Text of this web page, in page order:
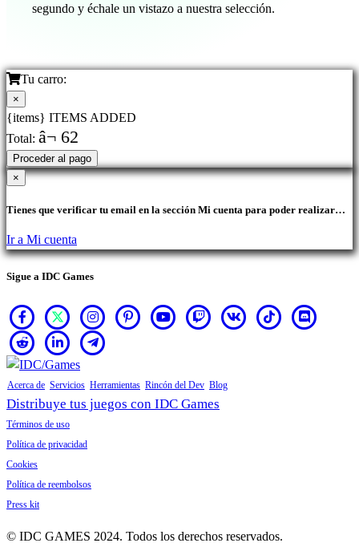
segundo y échale un vistazo a nuestra selección.
Tu carro:
×
{items} ITEMS ADDED
Total: â¬ 62
Proceder al pago
×
Tienes que verificar tu email en la sección Mi cuenta para poder realizar
Ir a Mi cuenta
Sigue a IDC Games
Acerca de Servicios Herramientas Rincón del Dev Blog
Distribuye tus juegos con IDC Games
Términos de uso
Política de privacidad
Cookies
Política de reembolsos
Press kit
© IDC GAMES 2024. Todos los derechos reservados.